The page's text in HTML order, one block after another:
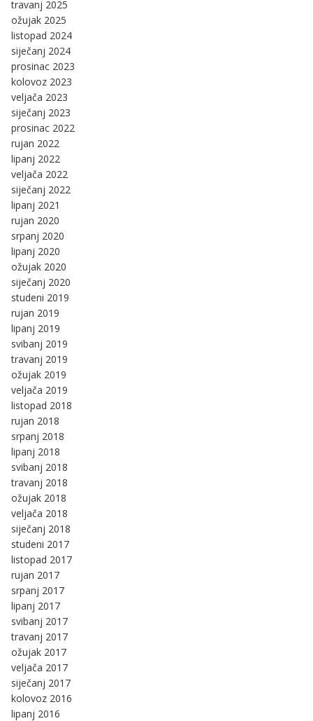
travanj 2025
ožujak 2025
listopad 2024
siječanj 2024
prosinac 2023
kolovoz 2023
veljača 2023
siječanj 2023
prosinac 2022
rujan 2022
lipanj 2022
veljača 2022
siječanj 2022
lipanj 2021
rujan 2020
srpanj 2020
lipanj 2020
ožujak 2020
siječanj 2020
studeni 2019
rujan 2019
lipanj 2019
svibanj 2019
travanj 2019
ožujak 2019
veljača 2019
listopad 2018
rujan 2018
srpanj 2018
lipanj 2018
svibanj 2018
travanj 2018
ožujak 2018
veljača 2018
siječanj 2018
studeni 2017
listopad 2017
rujan 2017
srpanj 2017
lipanj 2017
svibanj 2017
travanj 2017
ožujak 2017
veljača 2017
siječanj 2017
kolovoz 2016
lipanj 2016